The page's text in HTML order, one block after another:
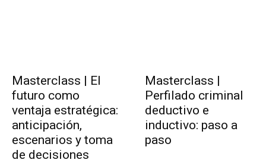
Masterclass | El
futuro como
ventaja estratégica:
anticipación,
escenarios y toma
de decisiones
Masterclass |
Perfilado criminal
deductivo e
inductivo: paso a
paso